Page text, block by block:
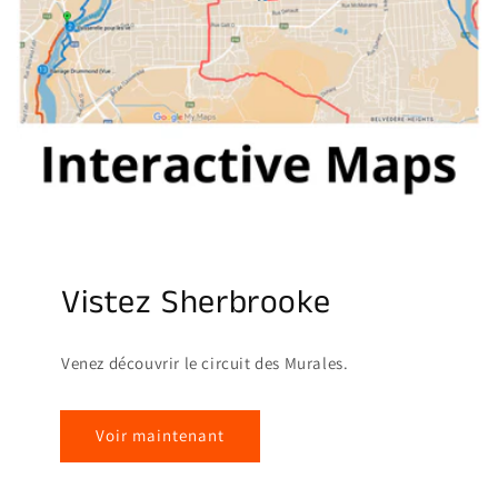
Vistez Sherbrooke
Venez découvrir le circuit des Murales.
Voir maintenant